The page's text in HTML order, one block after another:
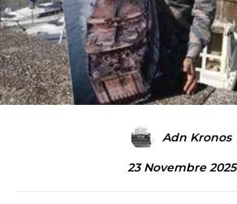
Adn Kronos
23 Novembre 2025